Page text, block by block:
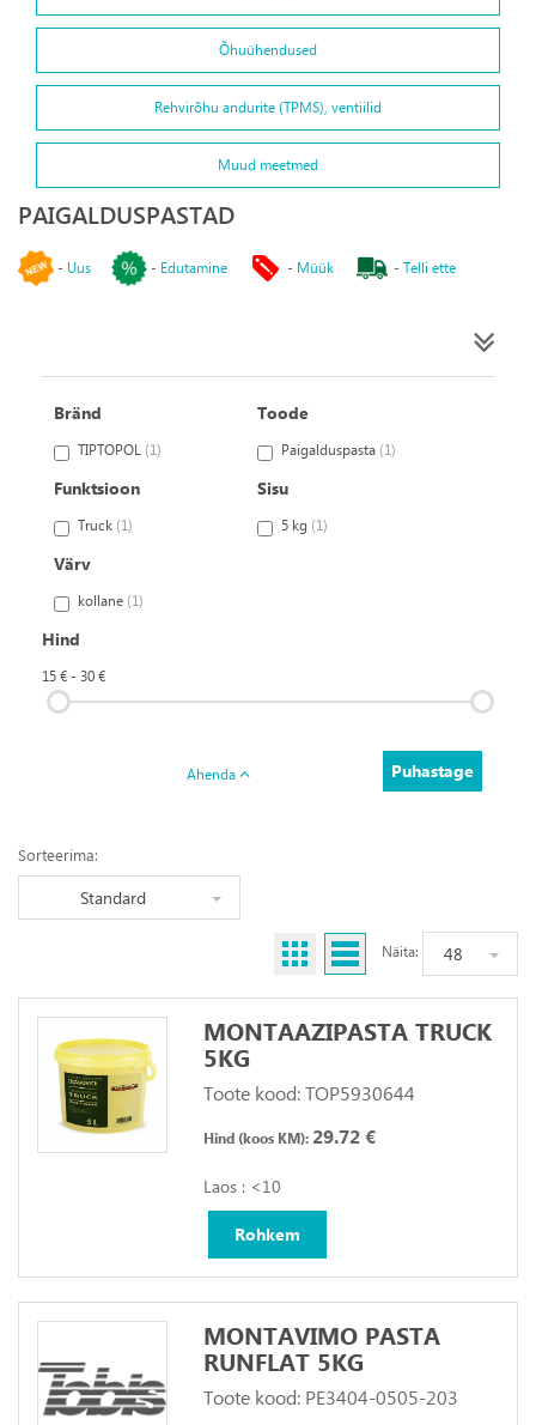
Õhuühendused
Rehvirõhu andurite (TPMS), ventiilid
Muud meetmed
PAIGALDUSPASTAD
- Uus - Edutamine - Müük - Telli ette
Bränd
TIPTOPOL (1)
Toode
Paigalduspasta (1)
Funktsioon
Truck (1)
Sisu
5 kg (1)
Värv
kollane (1)
Hind
15 € - 30 €
Ahenda Puhastage
Sorteerima:
Standard
Näita: 48
MONTAAZIPASTA TRUCK
5KG
Toote kood: TOP5930644
Hind (koos KM): 29.72 €
Laos : <10
Rohkem
MONTAVIMO PASTA
RUNFLAT 5KG
Toote kood: PE3404-0505-203